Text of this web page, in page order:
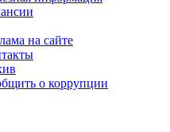
на сайте
о коррупции